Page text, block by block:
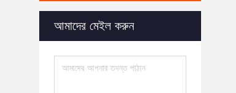
আমাদের মেইল ​​করুন